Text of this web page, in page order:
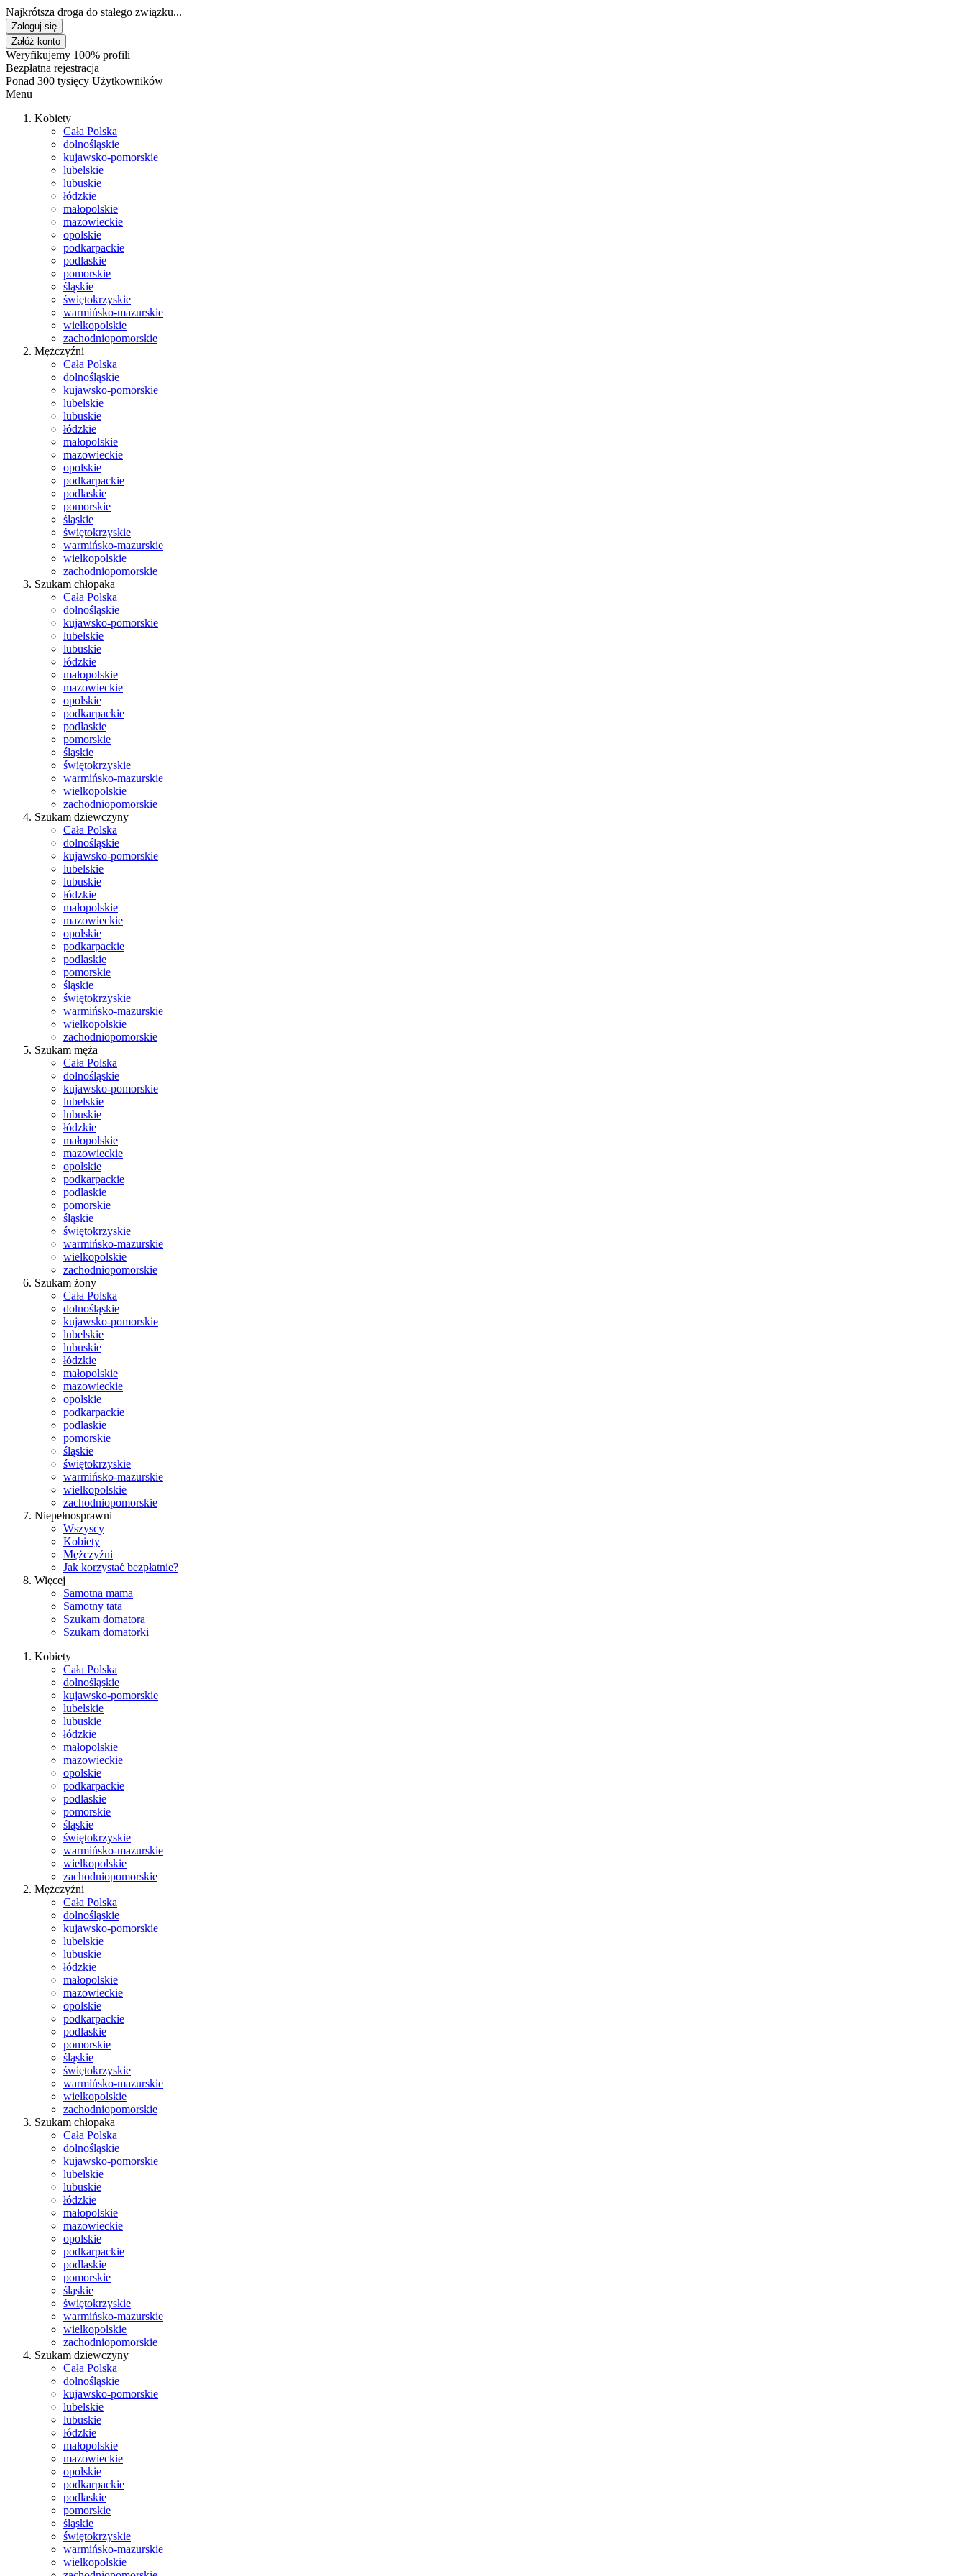
Najkrótsza droga do stałego związku...
Zaloguj się
Załóż konto
Weryfikujemy 100% profili
Bezpłatna rejestracja
Ponad 300 tysięcy Użytkowników
Menu
Kobiety
Cała Polska
dolnośląskie
kujawsko-pomorskie
lubelskie
lubuskie
łódzkie
małopolskie
mazowieckie
opolskie
podkarpackie
podlaskie
pomorskie
śląskie
świętokrzyskie
warmińsko-mazurskie
wielkopolskie
zachodniopomorskie
Mężczyźni
Cała Polska
dolnośląskie
kujawsko-pomorskie
lubelskie
lubuskie
łódzkie
małopolskie
mazowieckie
opolskie
podkarpackie
podlaskie
pomorskie
śląskie
świętokrzyskie
warmińsko-mazurskie
wielkopolskie
zachodniopomorskie
Szukam chłopaka
Cała Polska
dolnośląskie
kujawsko-pomorskie
lubelskie
lubuskie
łódzkie
małopolskie
mazowieckie
opolskie
podkarpackie
podlaskie
pomorskie
śląskie
świętokrzyskie
warmińsko-mazurskie
wielkopolskie
zachodniopomorskie
Szukam dziewczyny
Cała Polska
dolnośląskie
kujawsko-pomorskie
lubelskie
lubuskie
łódzkie
małopolskie
mazowieckie
opolskie
podkarpackie
podlaskie
pomorskie
śląskie
świętokrzyskie
warmińsko-mazurskie
wielkopolskie
zachodniopomorskie
Szukam męża
Cała Polska
dolnośląskie
kujawsko-pomorskie
lubelskie
lubuskie
łódzkie
małopolskie
mazowieckie
opolskie
podkarpackie
podlaskie
pomorskie
śląskie
świętokrzyskie
warmińsko-mazurskie
wielkopolskie
zachodniopomorskie
Szukam żony
Cała Polska
dolnośląskie
kujawsko-pomorskie
lubelskie
lubuskie
łódzkie
małopolskie
mazowieckie
opolskie
podkarpackie
podlaskie
pomorskie
śląskie
świętokrzyskie
warmińsko-mazurskie
wielkopolskie
zachodniopomorskie
Niepełnosprawni
Wszyscy
Kobiety
Mężczyźni
Jak korzystać bezpłatnie?
Więcej
Samotna mama
Samotny tata
Szukam domatora
Szukam domatorki
Kobiety
Cała Polska
dolnośląskie
kujawsko-pomorskie
lubelskie
lubuskie
łódzkie
małopolskie
mazowieckie
opolskie
podkarpackie
podlaskie
pomorskie
śląskie
świętokrzyskie
warmińsko-mazurskie
wielkopolskie
zachodniopomorskie
Mężczyźni
Cała Polska
dolnośląskie
kujawsko-pomorskie
lubelskie
lubuskie
łódzkie
małopolskie
mazowieckie
opolskie
podkarpackie
podlaskie
pomorskie
śląskie
świętokrzyskie
warmińsko-mazurskie
wielkopolskie
zachodniopomorskie
Szukam chłopaka
Cała Polska
dolnośląskie
kujawsko-pomorskie
lubelskie
lubuskie
łódzkie
małopolskie
mazowieckie
opolskie
podkarpackie
podlaskie
pomorskie
śląskie
świętokrzyskie
warmińsko-mazurskie
wielkopolskie
zachodniopomorskie
Szukam dziewczyny
Cała Polska
dolnośląskie
kujawsko-pomorskie
lubelskie
lubuskie
łódzkie
małopolskie
mazowieckie
opolskie
podkarpackie
podlaskie
pomorskie
śląskie
świętokrzyskie
warmińsko-mazurskie
wielkopolskie